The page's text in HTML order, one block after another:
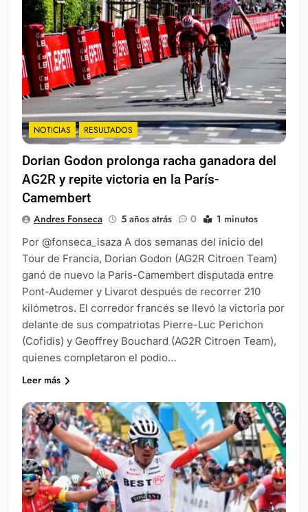
NOTICIAS RESULTADOS
Dorian Godon prolonga racha ganadora del
AG2R y repite victoria en la París-
Camembert
Andres Fonseca 5 años atrás 0 1 minutos
Por @fonseca_isaza A dos semanas del inicio del
Tour de Francia, Dorian Godon (AG2R Citroen Team)
ganó de nuevo la Paris-Camembert disputada entre
Pont-Audemer y Livarot después de recorrer 210
kilómetros. El corredor francés se llevó la victoria por
delante de sus compatriotas Pierre-Luc Perichon
(Cofidis) y Geoffrey Bouchard (AG2R Citroen Team),
quienes completaron el podio…
Leer más